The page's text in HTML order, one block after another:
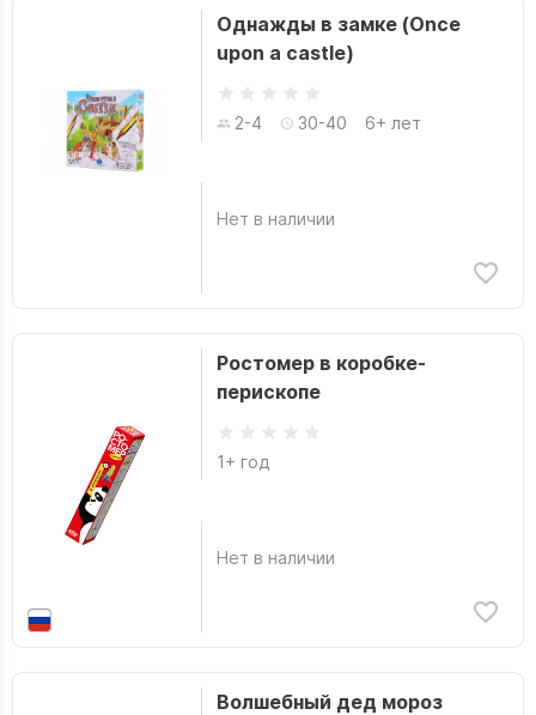
Однажды в замке (Once
upon a castle)
2-4 30-40 6+ лет
Нет в наличии
Ростомер в коробке-
перископе
1+ год
Нет в наличии
Волшебный дед мороз